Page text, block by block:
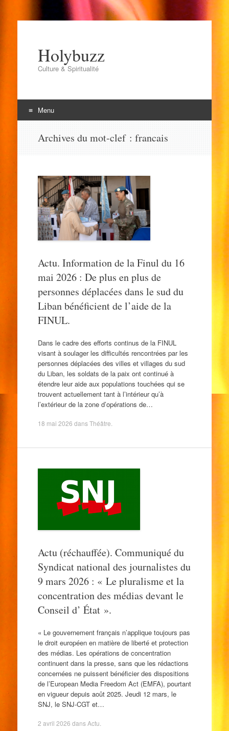
Holybuzz
Culture & Spiritualité
Menu
Archives du mot-clef : francais
Actu. Information de la Finul du 16
mai 2026 : De plus en plus de
personnes déplacées dans le sud du
Liban bénéficient de l’aide de la
FINUL.
Dans le cadre des efforts continus de la FINUL
visant à soulager les difficultés rencontrées par les
personnes déplacées des villes et villages du sud
du Liban, les soldats de la paix ont continué à
étendre leur aide aux populations touchées qui se
trouvent actuellement tant à l’intérieur qu’à
l’extérieur de la zone d’opérations de…
18 mai 2026 dansThéâtre
Actu (réchauffée). Communiqué du
Syndicat national des journalistes du
9 mars 2026 : « Le pluralisme et la
concentration des médias devant le
Conseil d’ État ».
« Le gouvernement français n’applique toujours pas
le droit européen en matière de liberté et protection
des médias. Les opérations de concentration
continuent dans la presse, sans que les rédactions
concernées ne puissent bénéficier des dispositions
de l’European Media Freedom Act (EMFA), pourtant
en vigueur depuis août 2025. Jeudi 12 mars, le
SNJ, le SNJ-CGT et…
2 avril 2026 dansActu